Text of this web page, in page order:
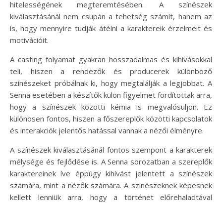
hitelességének megteremtésében. A színészek
kiválasztásánál nem csupán a tehetség számít, hanem az
is, hogy mennyire tudják átélni a karaktereik érzelmeit és
motivációit.
A casting folyamat gyakran hosszadalmas és kihívásokkal
teli, hiszen a rendezők és producerek különböző
színészeket próbálnak ki, hogy megtalálják a legjobbat. A
Senna esetében a készítők külön figyelmet fordítottak arra,
hogy a színészek közötti kémia is megvalósuljon. Ez
különösen fontos, hiszen a főszereplők közötti kapcsolatok
és interakciók jelentős hatással vannak a nézői élményre.
A színészek kiválasztásánál fontos szempont a karakterek
mélysége és fejlődése is. A Senna sorozatban a szereplők
karaktereinek íve éppúgy kihívást jelentett a színészek
számára, mint a nézők számára. A színészeknek képesnek
kellett lenniük arra, hogy a történet előrehaladtával